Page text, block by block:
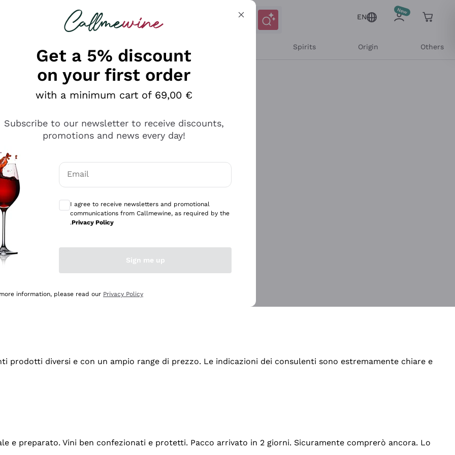
looking for
EN
Spirits Origin Others
professionalità
diversi e con un ampio range di prezzo. Le indicazioni dei consulenti sono estremamente chiare e
e preparato. Vini ben confezionati e protetti. Pacco arrivato in 2 giorni. Sicuramente comprerò ancora. Lo
Get a 5% discount
on your first order
with a minimum cart of 69,00 €
Subscribe to our newsletter to receive discounts,
promotions and news every day!
Email
I agree to receive newsletters and promotional
communications from Callmewine, as required by the
.Privacy Policy
Sign me up
information, please read our Privacy Policy